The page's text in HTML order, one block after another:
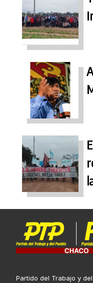
Partido del Trabajo y